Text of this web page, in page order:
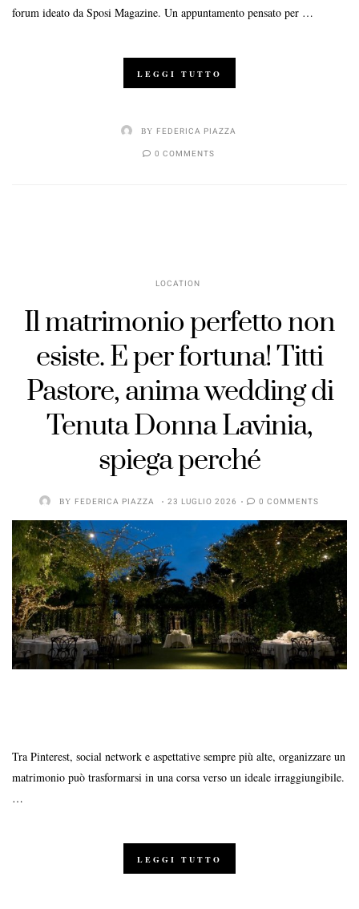
forum ideato da Sposi Magazine. Un appuntamento pensato per …
LEGGI TUTTO
BY FEDERICA PIAZZA
0 COMMENTS
LOCATION
Il matrimonio perfetto non
esiste. E per fortuna! Titti
Pastore, anima wedding di
Tenuta Donna Lavinia,
spiega perché
BY FEDERICA PIAZZA 23 LUGLIO 2026 0 COMMENTS
Tra Pinterest, social network e aspettative sempre più alte, organizzare un
matrimonio può trasformarsi in una corsa verso un ideale irraggiungibile.
…
LEGGI TUTTO